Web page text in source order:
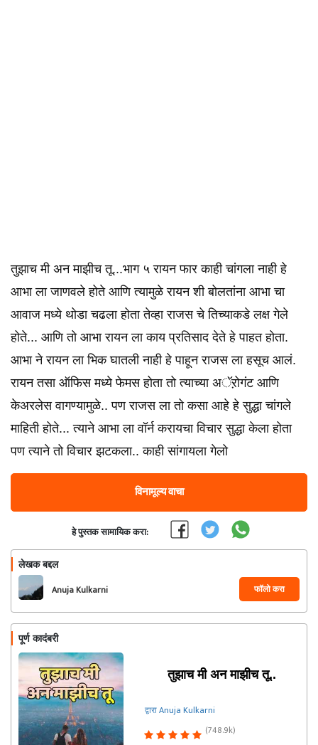
तुझाच मी अन माझीच तू...भाग ५ रायन फार काही चांगला नाही हे
आभा ला जाणवले होते आणि त्यामुळे रायन शी बोलतांना आभा चा
आवाज मध्ये थोडा चढला होता तेव्हा राजस चे तिच्याकडे लक्ष गेले
होते... आणि तो आभा रायन ला काय प्रतिसाद देते हे पाहत होता.
आभा ने रायन ला भिक घातली नाही हे पाहून राजस ला हसूच आलं.
रायन तसा ऑफिस मध्ये फेमस होता तो त्याच्या अॅऱोगंट आणि
केअरलेस वागण्यामुळे.. पण राजस ला तो कसा आहे हे सुद्धा चांगले
माहिती होते... त्याने आभा ला वॉर्न करायचा विचार सुद्धा केला होता
पण त्याने तो विचार झटकला.. काही सांगायला गेलो
विनामूल्य वाचा
हे पुस्तक सामायिक करा:
लेखक बद्दल
Anuja Kulkarni फॉलो करा
पूर्ण कादंबरी
तुझाच मी अन माझीच तू..
द्वारा Anuja Kulkarni
(748.9k)